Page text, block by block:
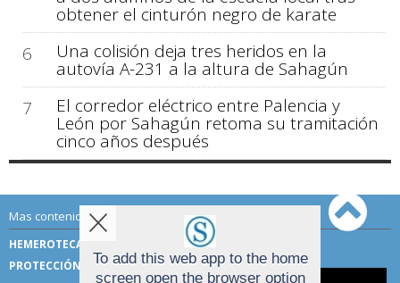
obtener el cinturón negro de karate
6
Una colisión deja tres heridos en la
autovía A-231 a la altura de Sahagún
7
El corredor eléctrico entre Palencia y
León por Sahagún retoma su tramitación
cinco años después
Mas contenido de Sahagún Digital:
HEMEROTECA
TÉRMINOS DE USO
PROTECCIÓN DE DATOSTo add this web app to the home
screen open the browser option